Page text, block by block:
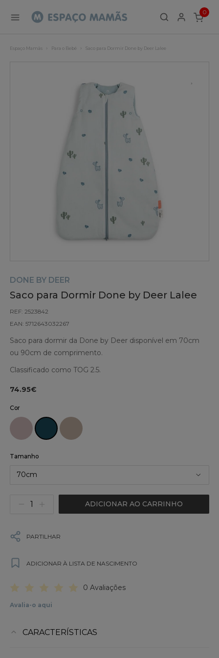
0
ITEMS
Espaço Mamãs Para o Bebé Saco para Dormir Done by Deer Lalee
DONE BY DEER
Saco para Dormir Done by Deer Lalee
REF: 2523842
EAN: 5712643032267
Saco para dormir da Done by Deer disponível em 70cm
ou 90cm de comprimento.
Classificado como TOG 2.5.
74.95€
Cor
Tamanho
70cm
ADICIONAR AO CARRINHO
PARTILHAR
ADICIONAR À LISTA DE NASCIMENTO
0 Avaliações
Avalia-o aqui
CARACTERÍSTICAS